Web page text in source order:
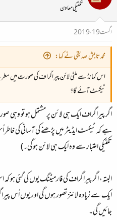
تکنیکی معاون
اگست 19، 2019
محمد تابش صدیقی نے کہا:
اس کمانڈ سے ملٹی لائن پیراگراف کی صورت میں
ٹیکسٹ آئے گا؟
اگر پیراگراف ایک ہی لائن پر مشتمل ہو تو
ہے کہ ٹیکسٹ ایڈیٹر میں پڑھنے کی آسانی کی
تکنیکی اعتبار سے وہ ایک ہی لائن ہو گی۔)
البتہ، اگر پیراگراف کی فارمیٹنگ یوں کی گئی ہو
ایک سے زیادہ لائنز تصور ہوں گی اور یوں اُس
جائیں گی۔